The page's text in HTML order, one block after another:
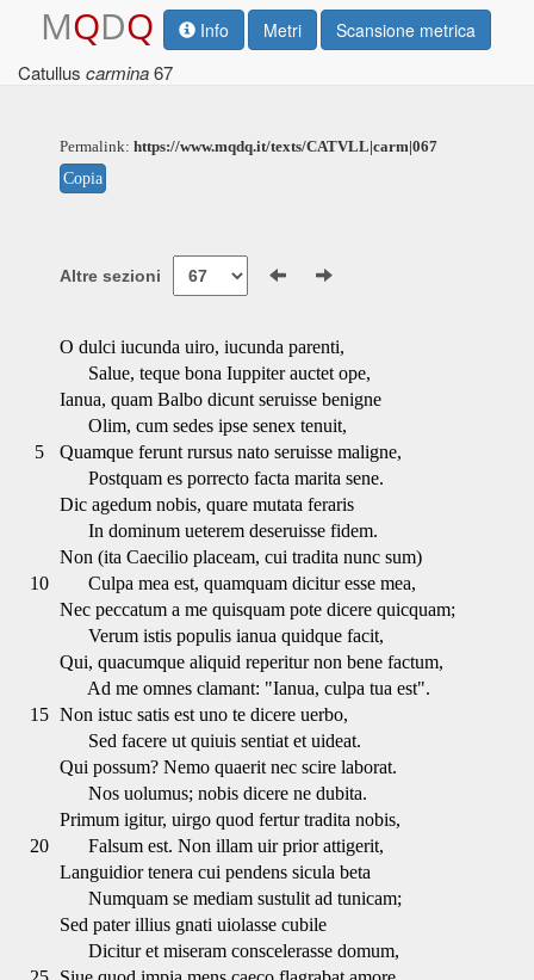
MQDQ Info Metri Scansione metrica
Catullus carmina67
Permalink: https://www.mqdq.it/texts/CATVLL|carm|067
Copia
Altre sezioni
O dulci iucunda uiro, iucunda parenti,
Salue, teque bona Iuppiter auctet ope,
Ianua, quam Balbo dicunt seruisse benigne
Olim, cum sedes ipse senex tenuit,
5
Quamque ferunt rursus nato seruisse maligne,
Postquam es porrecto facta marita sene.
Dic agedum nobis, quare mutata feraris
In dominum ueterem deseruisse fidem.
Non (ita Caecilio placeam, cui tradita nunc sum)
10
Culpa mea est, quamquam dicitur esse mea,
Nec peccatum a me quisquam pote dicere quicquam;
Verum istis populis ianua quidque facit,
Qui, quacumque aliquid reperitur non bene factum,
Ad me omnes clamant: "Ianua, culpa tua est".
15 Non istuc satis est uno te dicere uerbo,
Sed facere ut quiuis sentiat et uideat.
Qui possum? Nemo quaerit nec scire laborat.
Nos uolumus; nobis dicere ne dubita.
Primum igitur, uirgo quod fertur tradita nobis,
20
Falsum est. Non illam uir prior attigerit,
Languidior tenera cui pendens sicula beta
Numquam se mediam sustulit ad tunicam;
Sed pater illius gnati uiolasse cubile
Dicitur et miseram conscelerasse domum,